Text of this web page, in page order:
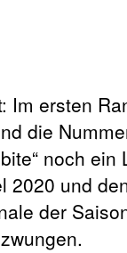
Im ersten
die
noch
2020 und
der